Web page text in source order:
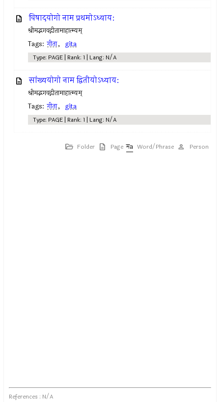
विषादयोगो नाम प्रथमोऽध्याय:
श्रीमद्भगवद्गीतामाहात्म्यम्
Tags: गीता, gita
Type: PAGE | Rank: 1 | Lang: N/A
सांख्ययोगो नाम द्वितीयोऽध्याय:
श्रीमद्भगवद्गीतामाहात्म्यम्
Tags: गीता, gita
Type: PAGE | Rank: 1 | Lang: N/A
Folder Page Word/Phrase Person
References : N/A